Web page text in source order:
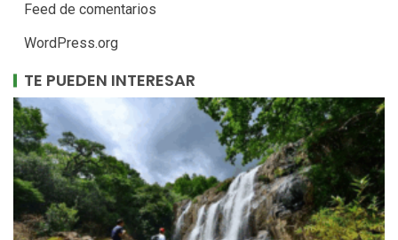
Feed de comentarios
WordPress.org
TE PUEDEN INTERESAR